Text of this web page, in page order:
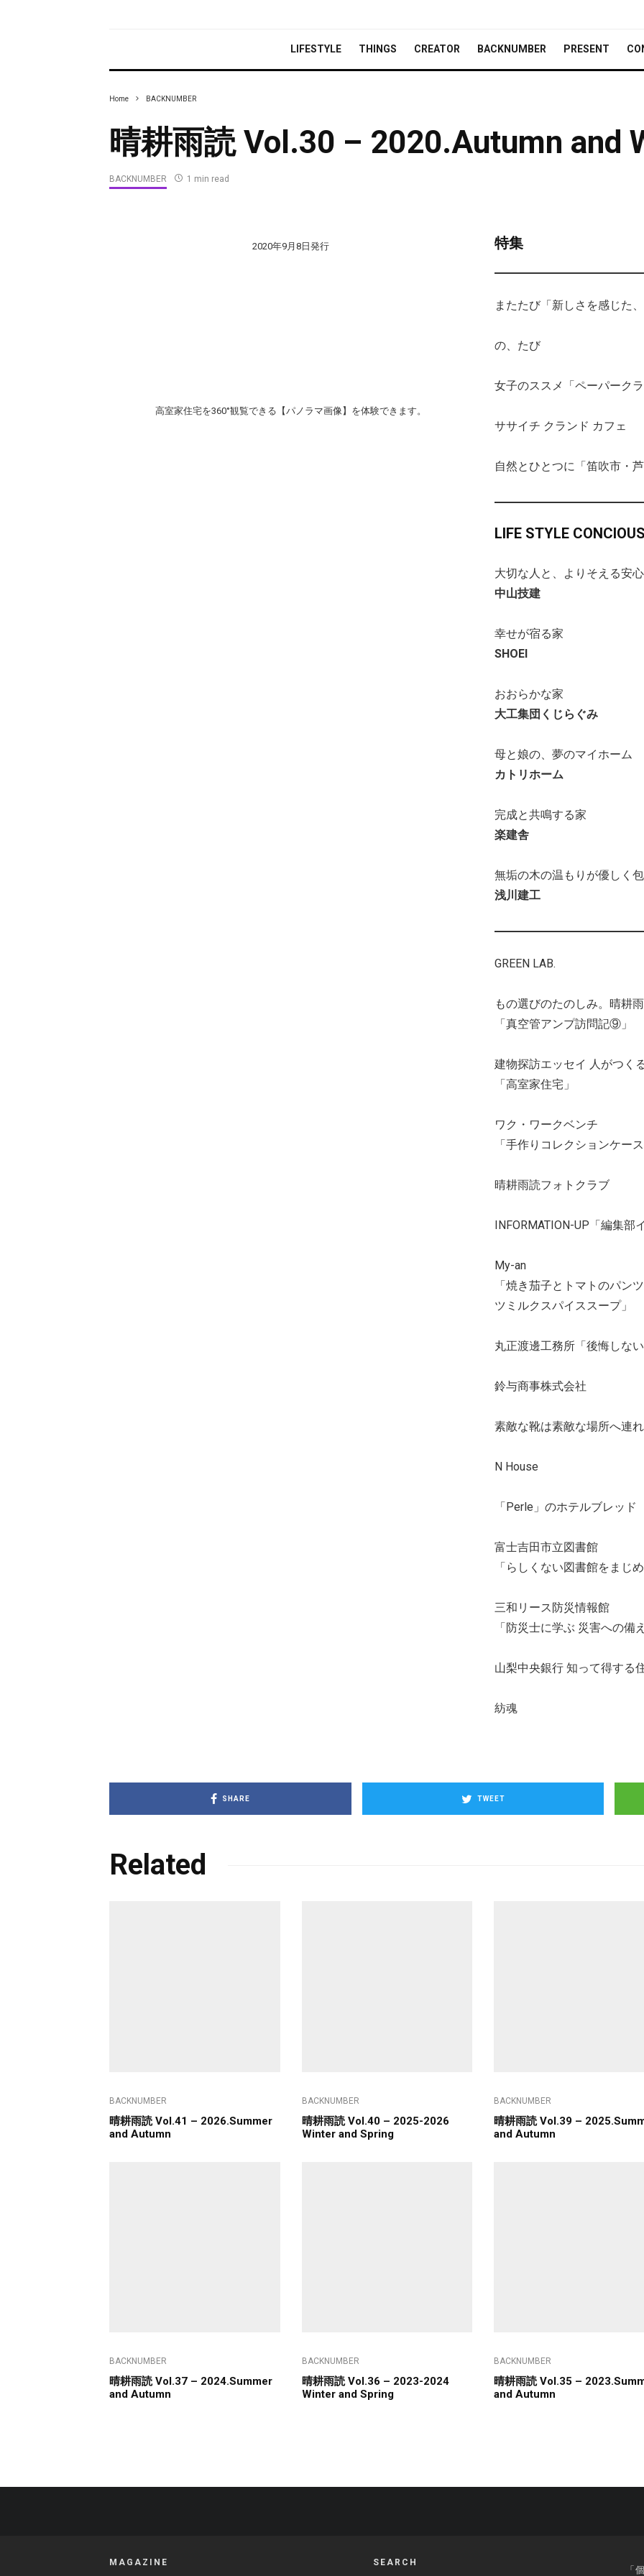
LIFESTYLE THINGS CREATOR BACKNUMBER PRESENT
Home BACKNUMBER
晴耕雨読 Vol.30 – 2020.Autumn and
BACKNUMBER 1 min read
2020年9月8日発行
高室家住宅を360°観覧できる【パノラマ画像】を体験できます。
特集
またたび「新しさを感じた
の、たび
女子のススメ「ペーパークラ
ササイチ クランド カフェ
自然とひとつに「笛吹市・
LIFE STYLE
大切な人と、よりそえる安
中山技建
幸せが宿る家
SHOEI
おおらかな家
大工集団くじらぐみ
母と娘の、夢のマイホーム
カトリホーム
完成と共鳴する家
楽建舎
無垢の木の温もりが優しく
浅川建工
GREEN LAB.
もの選びのたのしみ。晴耕
「真空管アンプ訪問記⑨」
建物探訪エッセイ 人がつく
「高室家住宅」
ワク・ワークベンチ
「手作りコレクションケース
晴耕雨読フォトクラブ
INFORMATION-UP「編集部
My-an
「焼き茄子とトマトのパン
ツミルクスパイススープ」
丸正渡邊工務所「後悔しな
鈴与商事株式会社
素敵な靴は素敵な場所へ連
N House
「Perle」のホテルブレッド
富士吉田市立図書館
「らしくない図書館をまじ
三和リース防災情報館
「防災士に学ぶ 災害への備え
山梨中央銀行 知って得する
紡魂
SHARE TWEET
Related
BACKNUMBER
晴耕雨読 Vol.41 – 2026.Summer
and Autumn
BACKNUMBER
晴耕雨読 Vol.40 – 2025-2026
Winter and Spring
BACKNUMBER
晴耕雨読 Vol.39 –
and Autumn
BACKNUMBER
晴耕雨読 Vol.37 – 2024.Summer
and Autumn
BACKNUMBER
晴耕雨読 Vol.36 – 2023-2024
Winter and Spring
BACKNUMBER
晴耕雨読 Vol.35 –
and Autumn
MAGAZINE SEARCH
「